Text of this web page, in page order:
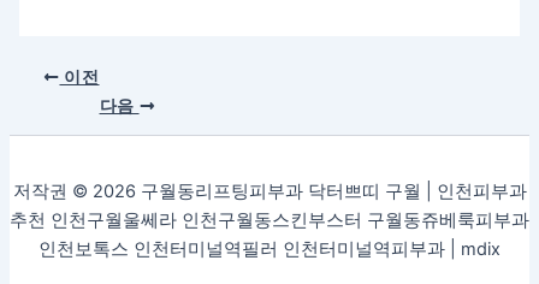
이전
다음
저작권 © 2026 구월동리프팅피부과 닥터쁘띠 구월 | 인천피부과
추천 인천구월울쎄라 인천구월동스킨부스터 구월동쥬베룩피부과
인천보톡스 인천터미널역필러 인천터미널역피부과 | mdix